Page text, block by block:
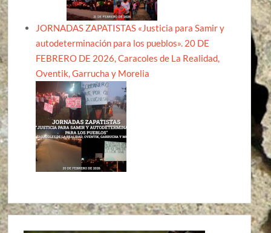
JORNADAS ZAPATISTAS «Justicia para Samir y
autodeterminación para los pueblos». 20 DE
FEBRERO DE 2026, Caracoles de La Realidad,
Oventik, Garrucha y Morelia